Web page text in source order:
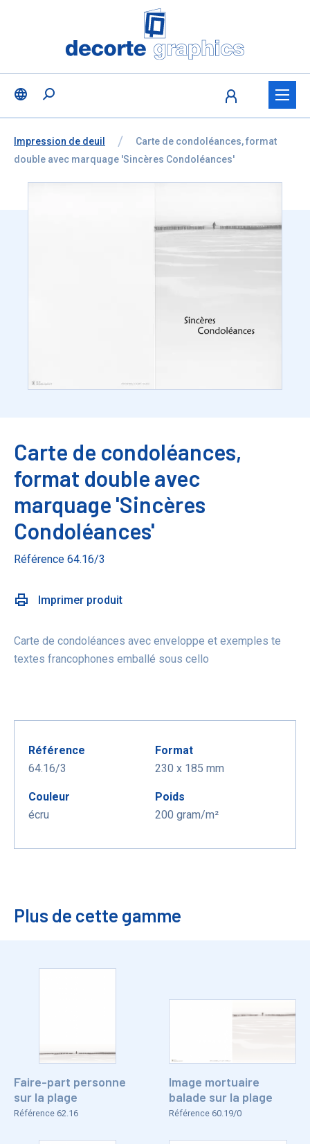
Fratello DEMO
Vous êtes ici:
de
Impression de deuil
Carte de condoléances, format
double avec marquage 'Sincères Condoléances'
Carte de condoléances,
format double avec
marquage 'Sincères
Condoléances'
Référence 64.16/3
Imprimer produit
Carte de condoléances avec enveloppe et exemples te
textes francophones emballé sous cello
Référence
64.16/3
Format
230 x 185 mm
Couleur
écru
Poids
200 gram/m²
Plus de cette gamme
Faire-part personne
sur la plage
Référence 62.16
Image mortuaire
balade sur la plage
Référence 60.19/0